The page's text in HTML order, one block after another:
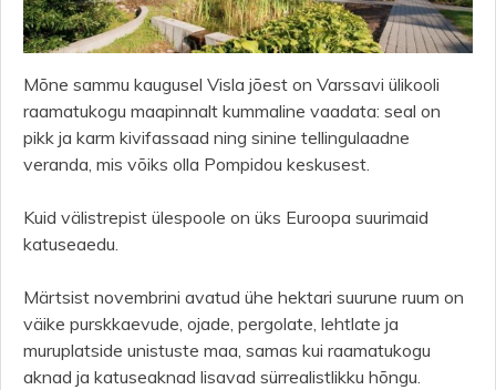
Mõne sammu kaugusel Visla jõest on Varssavi ülikooli
raamatukogu maapinnalt kummaline vaadata: seal on
pikk ja karm kivifassaad ning sinine tellingulaadne
veranda, mis võiks olla Pompidou keskusest.
Kuid välistrepist ülespoole on üks Euroopa suurimaid
katuseaedu.
Märtsist novembrini avatud ühe hektari suurune ruum on
väike purskkaevude, ojade, pergolate, lehtlate ja
muruplatside unistuste maa, samas kui raamatukogu
aknad ja katuseaknad lisavad sürrealistlikku hõngu.